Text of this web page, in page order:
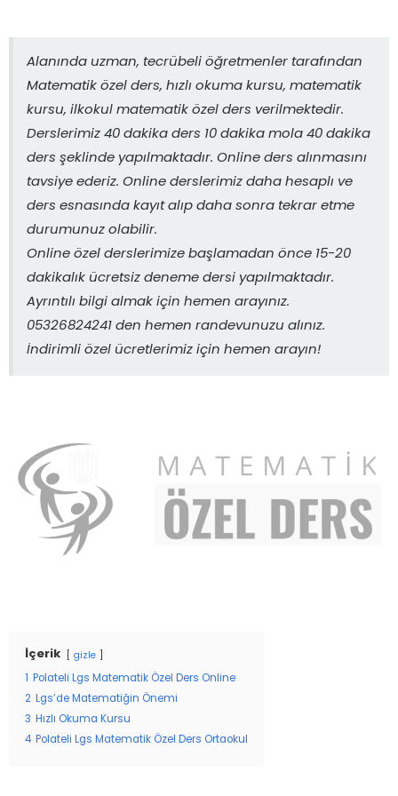
Alanında uzman, tecrübeli öğretmenler tarafından
Matematik özel ders, hızlı okuma kursu, matematik
kursu, ilkokul matematik özel ders verilmektedir.
Derslerimiz 40 dakika ders 10 dakika mola 40 dakika
ders şeklinde yapılmaktadır. Online ders alınmasını
tavsiye ederiz. Online derslerimiz daha hesaplı ve
ders esnasında kayıt alıp daha sonra tekrar etme
durumunuz olabilir.
Online özel derslerimize başlamadan önce 15-20
dakikalık ücretsiz deneme dersi yapılmaktadır.
Ayrıntılı bilgi almak için hemen arayınız.
05326824241 den hemen randevunuzu alınız.
İndirimli özel ücretlerimiz için hemen arayın!
İçerik gizle
1 Polateli Lgs Matematik Özel Ders Online
2 Lgs’de Matematiğin Önemi
3 Hızlı Okuma Kursu
4 Polateli Lgs Matematik Özel Ders Ortaokul